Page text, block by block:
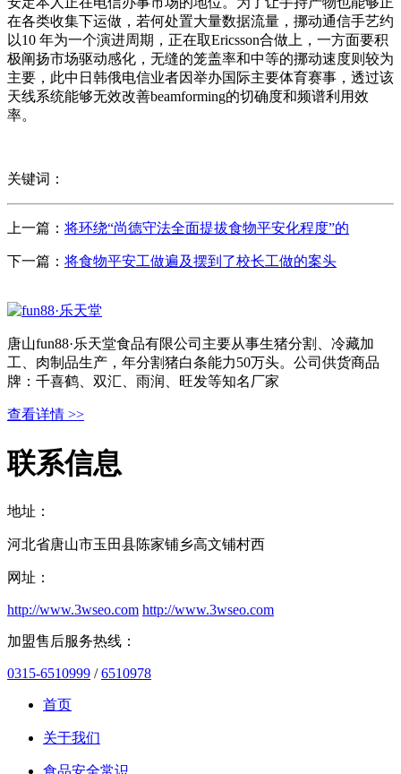
在各类收集下运做，若何处置大量数据流量，挪动通信手艺约
以10 年为一个演进周期，正在取Ericsson合做上，一方面要积
极阐扬市场驱动感化，无缝的笼盖率和中等的挪动速度则较为
主要，此中日韩俄电信业者因举办国际主要体育赛事，透过该
天线系统能够无效改善beamforming的切确度和频谱利用效
率。
关键词：
上一篇： 将环绕“尚德守法全面提拔食物平安化程度”的
下一篇： 将食物平安工做遍及摆到了校长工做的案头
唐山fun88·乐天堂食品有限公司主要从事生猪分割、冷藏加
工、肉制品生产，年分割猪白条能力50万头。公司供货商品
牌：千喜鹤、双汇、雨润、旺发等知名厂家
查看详情 >>
联系信息
地址：
河北省唐山市玉田县陈家铺乡高文铺村西
网址：
http://www.3wseo.com http://www.3wseo.com
加盟售后服务热线：
0315-6510999 /6510978
首页
关于我们